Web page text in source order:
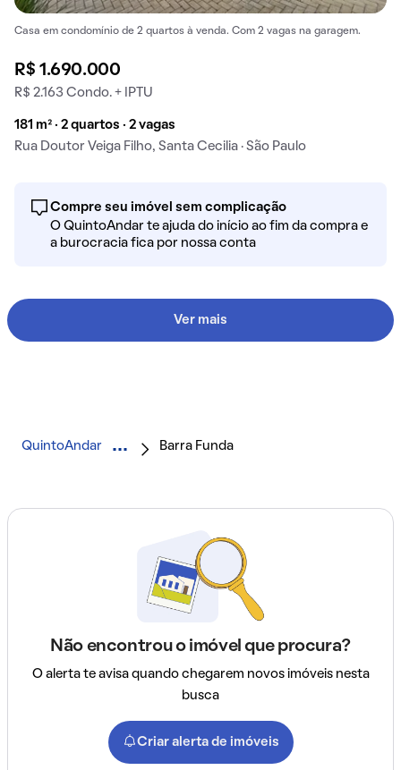
Casa em condomínio de 2 quartos à venda. Com 2 vagas na garagem.
R$ 1.690.000
R$ 2.163 Condo. + IPTU
181 m² · 2 quartos · 2 vagas
Rua Doutor Veiga Filho, Santa Cecilia · São Paulo
Compre seu imóvel sem complicação
O QuintoAndar te ajuda do início ao fim da compra e
a burocracia fica por nossa conta
Ver mais
QuintoAndar Barra Funda
Não encontrou o imóvel que procura?
O alerta te avisa quando chegarem novos imóveis nesta
busca
Criar alerta de imóveis